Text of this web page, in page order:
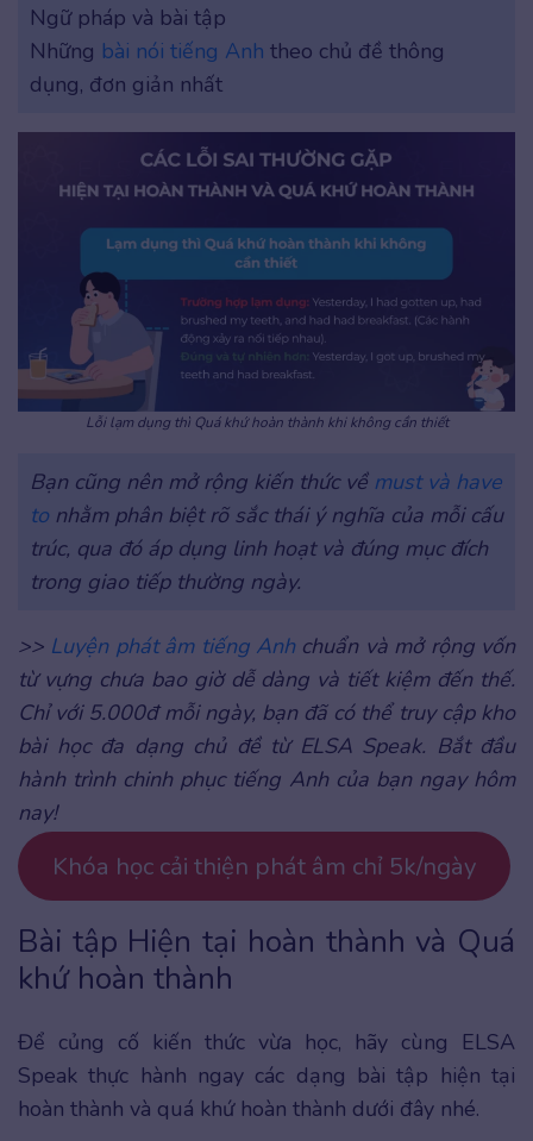
Ngữ pháp và bài tập
Những bài nói tiếng Anh theo chủ đề thông
dụng, đơn giản nhất
Lỗi lạm dụng thì Quá khứ hoàn thành khi không cần thiết
Bạn cũng nên mở rộng kiến thức về must và have
to nhằm phân biệt rõ sắc thái ý nghĩa của mỗi cấu
trúc, qua đó áp dụng linh hoạt và đúng mục đích
trong giao tiếp thường ngày.
>> Luyện phát âm tiếng Anhchuẩn và mở rộng vốn
từ vựng chưa bao giờ dễ dàng và tiết kiệm đến thế.
Chỉ với 5.000đ mỗi ngày, bạn đã có thể truy cập kho
bài học đa dạng chủ đề từ ELSA Speak. Bắt đầu
hành trình chinh phục tiếng Anh của bạn ngay hôm
nay!
Khóa học cải thiện phát âm chỉ 5k/ngày
Bài tập Hiện tại hoàn thành và Quá
khứ hoàn thành
Để củng cố kiến thức vừa học, hãy cùng ELSA
Speak thực hành ngay các dạng bài tập hiện tại
hoàn thành và quá khứ hoàn thành dưới đây nhé.